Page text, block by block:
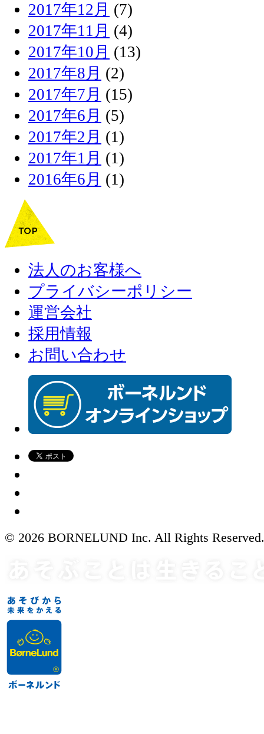
2017年12月 (7)
2017年11月 (4)
2017年10月 (13)
2017年8月 (2)
2017年7月 (15)
2017年6月 (5)
2017年2月 (1)
2017年1月 (1)
2016年6月 (1)
法人のお客様へ
プライバシーポリシー
運営会社
採用情報
お問い合わせ
© 2026 BORNELUND Inc. All Rights Reserved.